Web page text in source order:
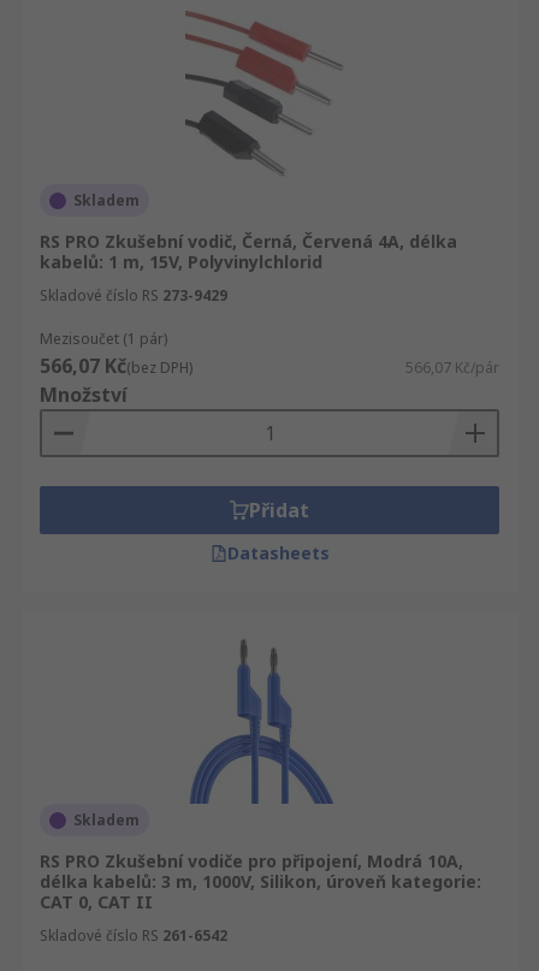
Skladem
RS PRO Zkušební vodič, Černá, Červená 4A, délka
kabelů: 1 m, 15V, Polyvinylchlorid
Skladové číslo RS 273-9429
Mezisoučet (1 pár)
566,07 Kč(bez DPH) 566,07 Kč/pár
Množství
Přidat
Datasheets
Skladem
RS PRO Zkušební vodiče pro připojení, Modrá 10A,
délka kabelů: 3 m, 1000V, Silikon, úroveň kategorie:
CAT 0, CAT II
Skladové číslo RS 261-6542